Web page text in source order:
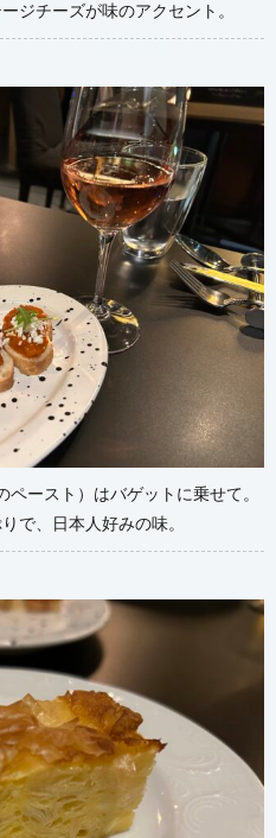
ジチーズが味のアクセント。
ースト）はバゲットに乗せて。
で、日本人好みの味。